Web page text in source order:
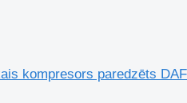
kompresors paredzēts DAF